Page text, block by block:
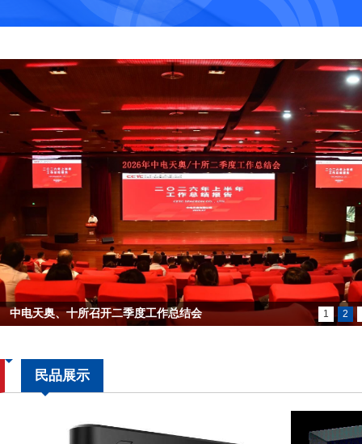
1 2
中电天奥、十所召开二季度工作总结会
民品展示